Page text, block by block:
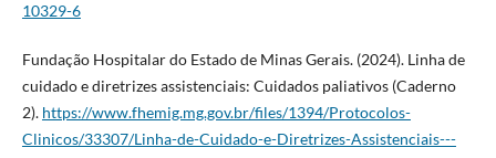
10329-6
Fundação Hospitalar do Estado de Minas Gerais. (2024). Linha de
cuidado e diretrizes assistenciais: Cuidados paliativos (Caderno
2). https://www.fhemig.mg.gov.br/files/1394/Protocolos-
Clinicos/33307/Linha-de-Cuidado-e-Diretrizes-Assistenciais---